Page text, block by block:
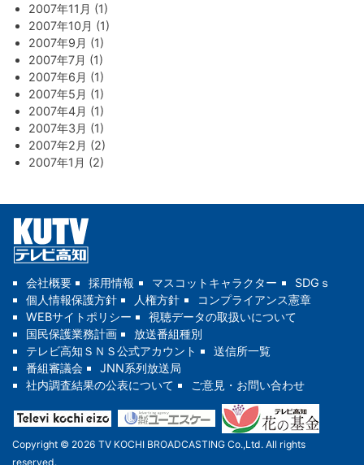
2007年11月 (1)
2007年10月 (1)
2007年9月 (1)
2007年7月 (1)
2007年6月 (1)
2007年5月 (1)
2007年4月 (1)
2007年3月 (1)
2007年2月 (2)
2007年1月 (2)
会社概要 採用情報 マスコットキャラクター
SDGｓ
個人情報保護方針
人権方針
コンプライアンス憲章
WEBサイトポリシー
視聴データの取扱いについて
国民保護業務計画
放送番組種別
テレビ高知ＳＮＳ公式アカウント
送信所一覧
番組審議会
JNN系列放送局
社内調査結果の公表について
ご意見・お問い合わせ
Copyright © 2026 TV KOCHI BROADCASTING Co.,Ltd. All rights
reserved.